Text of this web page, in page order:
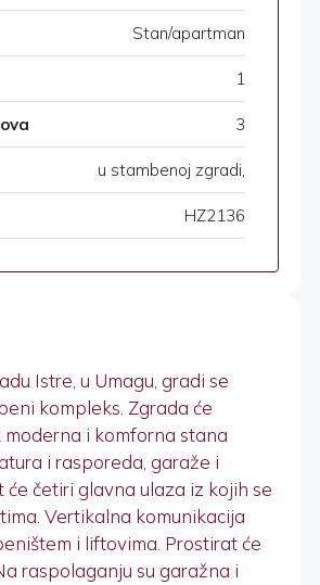
Stan/apartman
1
3
u stambenoj zgradi,
HZ2136
Istre, u Umagu, gradi se
kompleks. Zgrada će
i komforna stana
i rasporeda, garaže i
će četiri glavna ulaza iz kojih se
Vertikalna komunikacija
i liftovima. Prostirat će
raspolaganju su garažna i